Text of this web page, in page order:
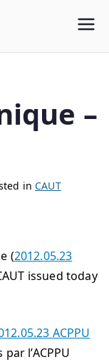
–
inCAUT
(2012.05.23
issued today
ACPPU
l’ACPPU